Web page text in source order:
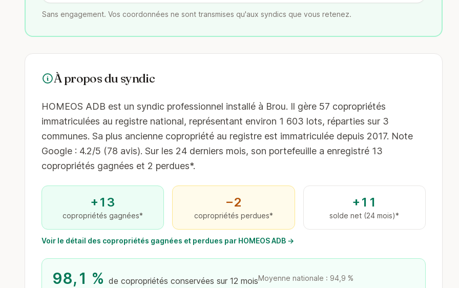
Sans engagement. Vos coordonnées ne sont transmises qu'aux syndics que vous retenez.
À propos du syndic
HOMEOS ADB est un syndic professionnel installé à Brou. Il gère 57 copropriétés
immatriculées au registre national, représentant environ 1 603 lots, réparties sur 3
communes. Sa plus ancienne copropriété au registre est immatriculée depuis 2017. Note
Google : 4.2/5 (78 avis). Sur les 24 derniers mois, son portefeuille a enregistré 13
copropriétés gagnées et 2 perdues*.
+13
copropriétés gagnées*
−2
copropriétés perdues*
+11
solde net (24 mois)*
Voir le détail des copropriétés gagnées et perdues par HOMEOS ADB →
98,1 % de copropriétés conservées sur 12 moisMoyenne nationale : 94,9 %